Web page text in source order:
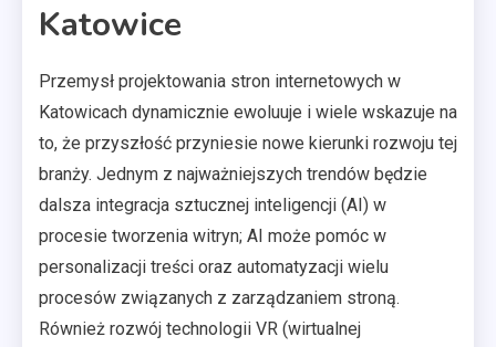
Katowice
Przemysł projektowania stron internetowych w
Katowicach dynamicznie ewoluuje i wiele wskazuje na
to, że przyszłość przyniesie nowe kierunki rozwoju tej
branży. Jednym z najważniejszych trendów będzie
dalsza integracja sztucznej inteligencji (AI) w
procesie tworzenia witryn; AI może pomóc w
personalizacji treści oraz automatyzacji wielu
procesów związanych z zarządzaniem stroną.
Również rozwój technologii VR (wirtualnej